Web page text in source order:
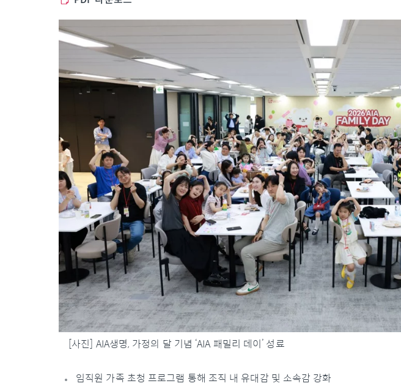
[사진] AIA생명, 가정의 달 기념 ‘AIA 패밀리 데이’ 성료
임직원 가족 초청 프로그램 통해 조직 내 유대감 및 소속감 강화